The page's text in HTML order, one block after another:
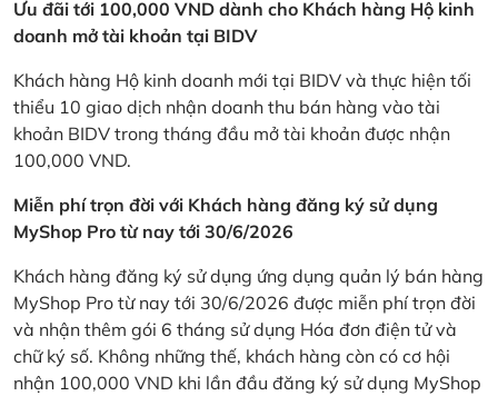
Ưu đãi tới 100,000 VND dành cho Khách hàng Hộ kinh
doanh mở tài khoản tại BIDV
Khách hàng Hộ kinh doanh mới tại BIDV và thực hiện tối
thiểu 10 giao dịch nhận doanh thu bán hàng vào tài
khoản BIDV trong tháng đầu mở tài khoản được nhận
100,000 VND.
Miễn phí trọn đời với Khách hàng đăng ký sử dụng
MyShop Pro từ nay tới 30/6/2026
Khách hàng đăng ký sử dụng ứng dụng quản lý bán hàng
MyShop Pro từ nay tới 30/6/2026 được miễn phí trọn đời
và nhận thêm gói 6 tháng sử dụng Hóa đơn điện tử và
chữ ký số. Không những thế, khách hàng còn có cơ hội
nhận 100,000 VND khi lần đầu đăng ký sử dụng MyShop